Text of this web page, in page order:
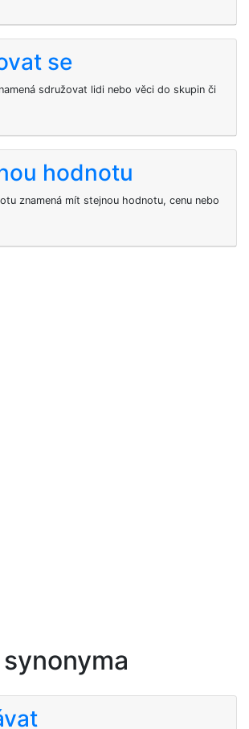
se
sdružovat lidi nebo věci do skupin či
hodnotu
znamená mít stejnou hodnotu, cenu nebo